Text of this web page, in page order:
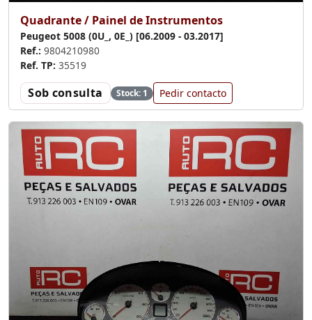
Quadrante / Painel de Instrumentos
Peugeot 5008 (0U_, 0E_) [06.2009 - 03.2017]
Ref.: 9804210980
Ref. TP: 35519
Sob consulta Stock: 1 Pedir contacto